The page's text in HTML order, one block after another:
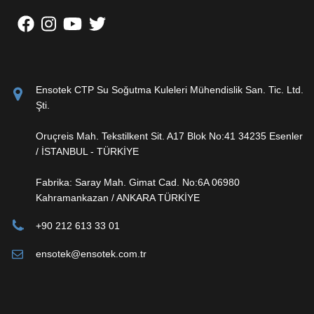
Ensotek CTP Su Soğutma Kuleleri Mühendislik San. Tic. Ltd.
Şti.
Oruçreis Mah. Tekstilkent Sit. A17 Blok No:41 34235 Esenler
/ İSTANBUL - TÜRKİYE
Fabrika: Saray Mah. Gimat Cad. No:6A 06980
Kahramankazan / ANKARA TÜRKİYE
+90 212 613 33 01
ensotek@ensotek.com.tr